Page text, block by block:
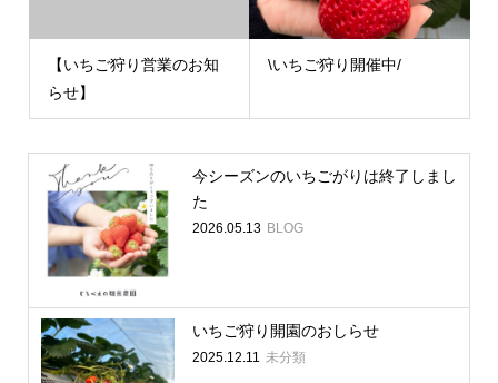
【いちご狩り営業のお知
らせ】
\いちご狩り開催中/
今シーズンのいちごがりは終了しまし
た
2026.05.13 BLOG
いちご狩り開園のおしらせ
2025.12.11 未分類